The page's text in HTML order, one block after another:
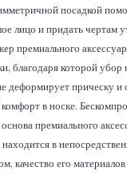
посадкой
лицо и придать чертам
премиального
благодаря которой убор
деформирует прическу и
в носке.
премиального
в
качество его